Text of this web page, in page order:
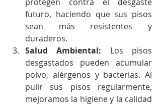
futuro, haciendo que sus pisos
sean más resistentes y
duraderos.
Salud Ambiental: Los pisos
desgastados pueden acumular
polvo, alérgenos y bacterias. Al
pulir sus pisos regularmente,
mejoramos la higiene y la calidad